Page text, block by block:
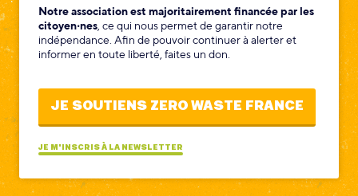
Notre association est majoritairement financée par les
citoyen‧nes , ce qui nous permet de garantir notre
indépendance. Afin de pouvoir continuer à alerter et
informer en toute liberté, faites un don.
JE SOUTIENS ZERO WASTE FRANCE
JE M'INSCRIS À LA NEWSLETTER